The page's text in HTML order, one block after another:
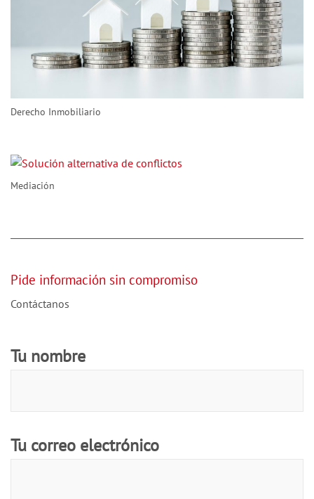
Derecho Inmobiliario
Mediación
Pide información sin compromiso
Contáctanos
Tu nombre
Tu correo electrónico